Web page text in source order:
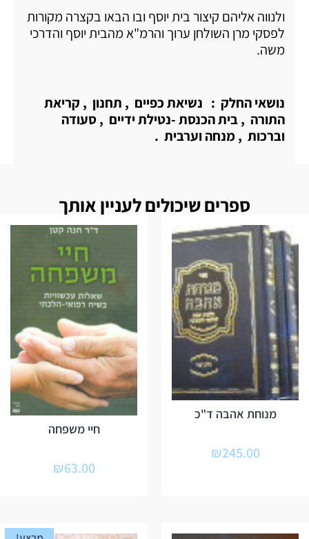
ולנווה אליהם קיצור בית יוסף ובו הבאו בקצרה מקורות
לפסקי מרן השולחן ערוך והרמ"א מהבית יוסף והדרכי
משה.
נושאי החלק : נשיאת כפיים , תחנון , קריאת
התורה , בית הכנסת -נטילת ידיים , סעודה
וברכות , מנחה וערבית .
ספרים שיכולים לעניין אותך
מנוחת אהבה ד"כ
₪245.00
חיי משפחה
₪63.00